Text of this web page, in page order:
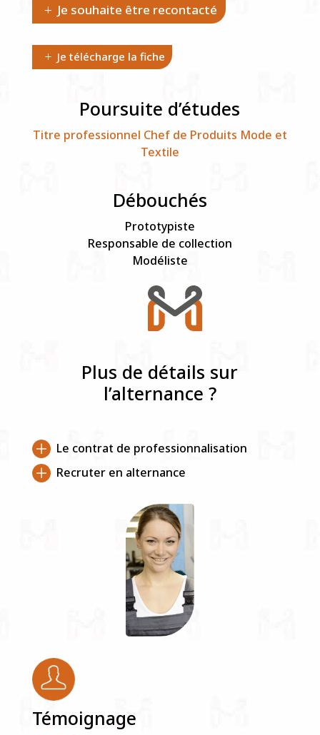
Je souhaite être recontacté
Je télécharge la fiche
Poursuite d’études
Titre professionnel Chef de Produits Mode et
Textile
Débouchés
Prototypiste
Responsable de collection
Modéliste
Plus de détails sur
l’alternance ?
Le contrat de professionnalisation
Recruter en alternance
Témoignage